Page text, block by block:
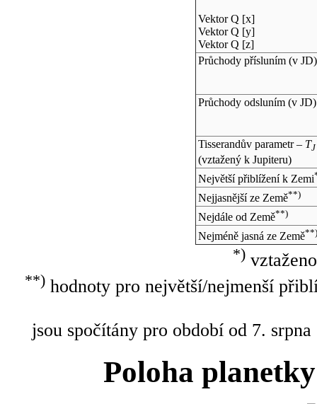
Vektor Q [x]
Vektor Q [y]
Vektor Q [z]
Průchody přísluním (v JD)
Průchody odsluním (v JD)
Tisserandův parametr – TJ
(vztažený k Jupiteru)
Největší přiblížení k Zemi
Nejjasnější ze Země**)
Nejdále od Země**)
Nejméně jasná ze Země**)
*)
**)hodnoty pro největší/nejmenší
jsou spočítány pro období od 7.
Poloha